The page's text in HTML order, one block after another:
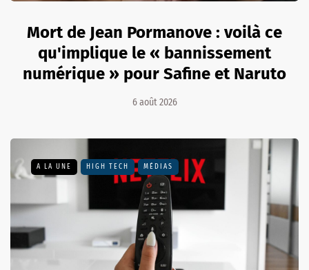
Mort de Jean Pormanove : voilà ce
qu'implique le « bannissement
numérique » pour Safine et Naruto
6 août 2026
A LA UNE HIGH TECH MÉDIAS